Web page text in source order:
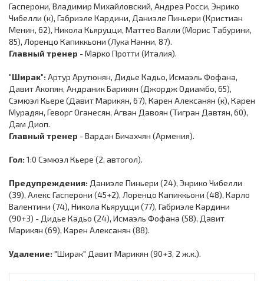
Гасперони, Владимир Михайловский, Андреа Росси, Энрико
Чибелли (к), Габриэле Кардини, Даниэле Пиньери (Кристиан
Менин, 62), Никола Кьяруцци, Маттео Валли (Морис Табурини,
85), Лоренцо Капиккьони (Лука Нанни, 87).
Главный тренер - Марко Протти (Италия).
"Ширак": Артур Арутюнян, Дидье Кадьо, Исмаэль Фофана,
Давит Акопян, Андраник Барикян (Джордж Одиамбо, 65),
Сэмюэл Кьере (Давит Марикян, 67), Карен Алексанян (к), Карен
Мурадян, Геворг Оганесян, Агван Давоян (Тигран Давтян, 60),
Дам Диоп.
Главный тренер - Вардан Бичахчян (Армения).
Гол: 1:0 Сэмюэл Кьере (2, автогол).
Предупреждения: Даниэле Пиньери (24), Энрико Чибелли
(39), Алекс Гасперони (45+2), Лоренцо Капиккьони (48), Карло
Валентини (74), Никола Кьяруцци (77), Габриэле Кардини
(90+3) - Дидье Кадьо (24), Исмаэль Фофана (58), Давит
Марикян (69), Карен Алексанян (88).
Удаление: "Ширак" Давит Марикян (90+3, 2 ж.к.).